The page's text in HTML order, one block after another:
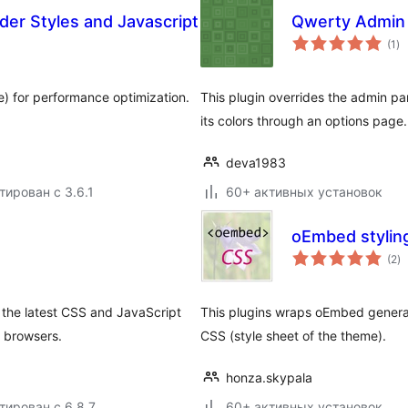
Styles and Javascript
for performance optimization.
с 3.6.1
Qwerty
(1 )
This plugin overrides the admin
its colors through an options page.
deva1983
60+ активных установок
latest CSS and JavaScript
oEmbed
(2)
This plugins wraps oEmbed
CSS (style sheet of the theme).
honza.skypala